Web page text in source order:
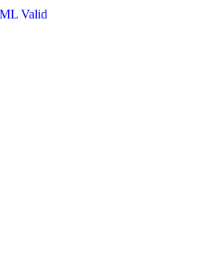
Valid